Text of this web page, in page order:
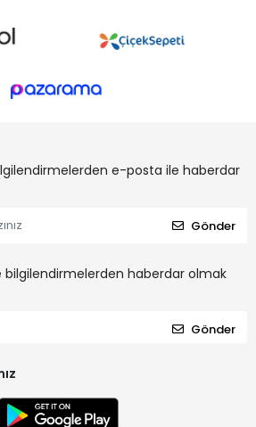
e-posta ile haberdar
Gönder
bilgilendirmelerden haberdar olmak
Gönder